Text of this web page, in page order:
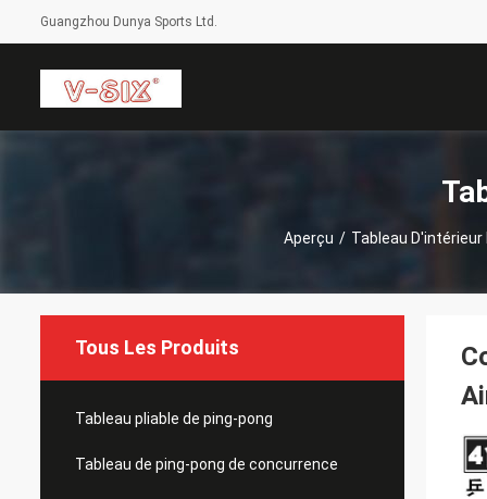
Guangzhou Dunya Sports Ltd.
Aperçu / Tableau D'intérieur
Tous Les Produits
Tableau pliable de ping-pong
Tableau de ping-pong de concurrence